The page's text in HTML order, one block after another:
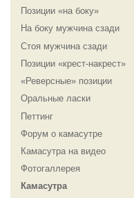
Позиции «на боку»
На боку мужчина сзади
Стоя мужчина сзади
Позиции «крест-накрест»
«Реверсные» позиции
Оральные ласки
Петтинг
Форум о камасутре
Камасутра на видео
Фотогаллерея
Камасутра